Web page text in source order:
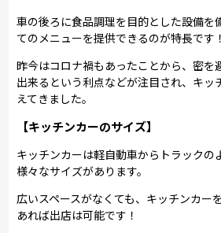
車の後ろに食品調理を目的とした設備を
てのメニューを提供できるのが特長です！
昨今はコロナ禍もあったことから、密を
出来るという利点などが注目され、キッ
えてきました。
【キッチンカーのサイズ】
キッチンカーは軽自動車からトラックの
様々なサイズがあります。
広いスペースがなくても、キッチンカー
あれば出店は可能です！